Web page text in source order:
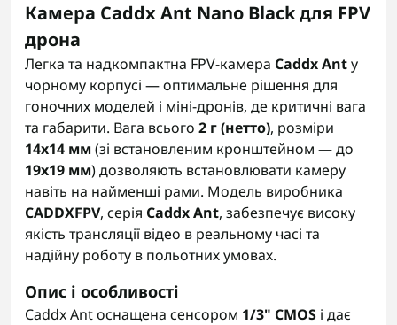
Камера Caddx Ant Nano Black для FPV
дрона
Легка та надкомпактна FPV-камера Caddx Antу
чорному корпусі — оптимальне рішення для
гоночних моделей і міні-дронів, де критичні вага
та габарити. Вага всього 2 г (нетто), розміри
14x14 мм(зі встановленим кронштейном — до
19x19 мм) дозволяють встановлювати камеру
навіть на найменші рами. Модель виробника
CADDXFPV, серія Caddx Ant, забезпечує високу
якість трансляції відео в реальному часі та
надійну роботу в польотних умовах.
Опис і особливості
Caddx Ant оснащена сенсором 1/3" CMOS і дає